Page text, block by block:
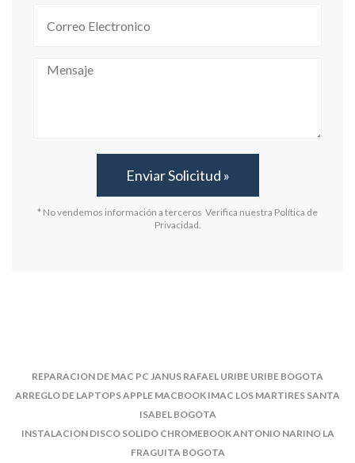
* No vendemos información a terceros Verifica nuestra Política de
Privacidad.
REPARACION DE MAC PC JANUS RAFAEL URIBE URIBE BOGOTA
ARREGLO DE LAPTOPS APPLE MACBOOK IMAC LOS MARTIRES SANTA
ISABEL BOGOTA
INSTALACION DISCO SOLIDO CHROMEBOOK ANTONIO NARINO LA
FRAGUITA BOGOTA